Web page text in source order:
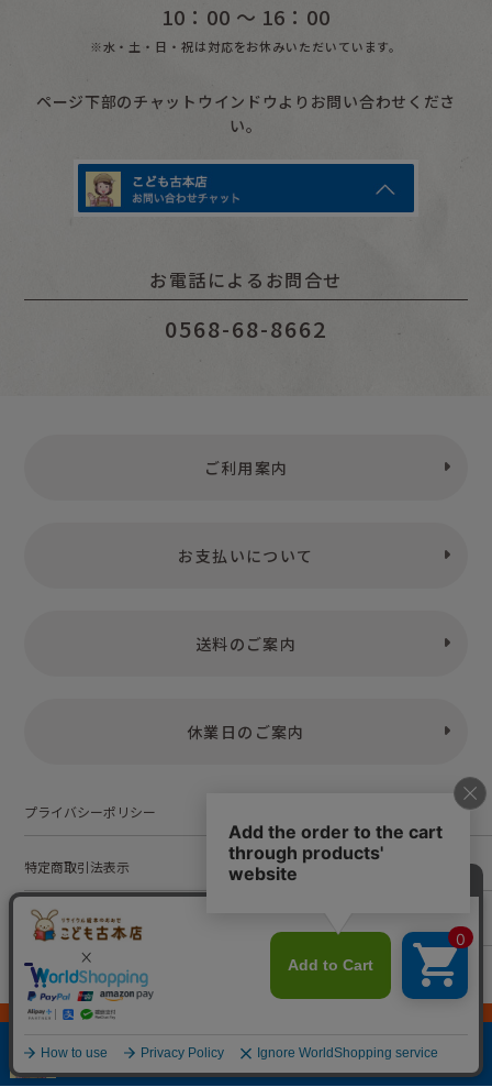
10：00 〜 16：00
※水・土・日・祝は対応をお休みいただいています。
ページ下部のチャットウインドウよりお問い合わせくださ
い。
お電話によるお問合せ
0568-68-8662
ご利用案内
お支払いについて
送料のご案内
休業日のご案内
プライバシーポリシー
特定商取引法表示
お問い合わせ
© Kodomofuruhonten. all rights reserved.